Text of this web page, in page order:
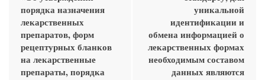
порядка назначения
лекарственных
препаратов, форм
рецептурных бланков
на лекарственные
препараты, порядка
уникальной
идентификации и
обмена информацией о
лекарственных формах
необходимым составом
данных являются